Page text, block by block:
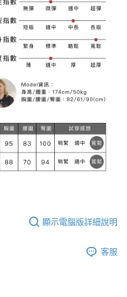
顯示電腦版詳細說明
客服